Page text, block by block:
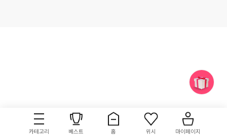
카테고리 베스트 홈 위시 마이페이지